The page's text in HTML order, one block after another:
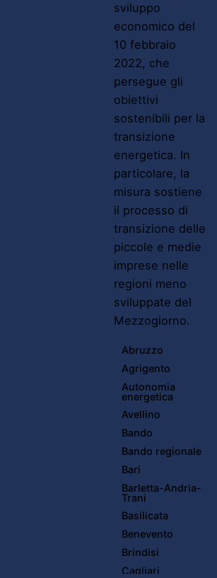
sviluppo
economico del
10 febbraio
2022, che
persegue gli
obiettivi
sostenibili per la
transizione
energetica. In
particolare, la
misura sostiene
il processo di
transizione delle
piccole e medie
imprese nelle
regioni meno
sviluppate del
Mezzogiorno.
Abruzzo
Agrigento
Autonomia
energetica
Avellino
Bando
Bando regionale
Bari
Barletta-Andria-
Trani
Basilicata
Benevento
Brindisi
Cagliari